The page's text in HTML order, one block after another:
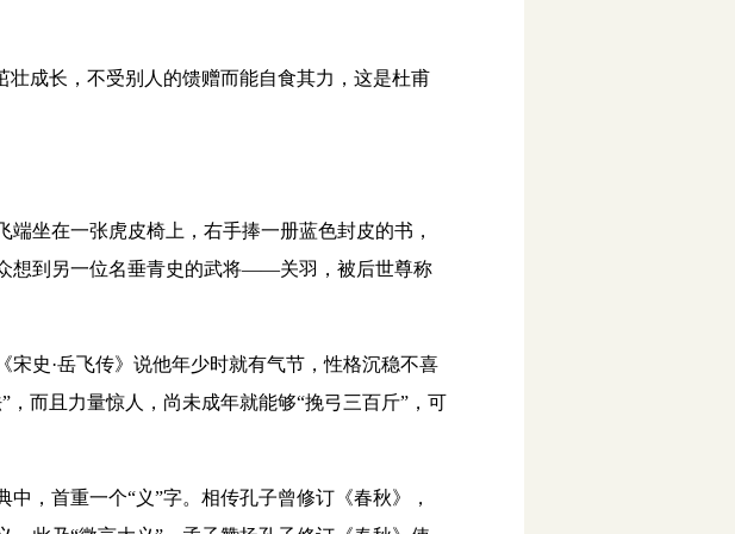
成长，不受别人的馈赠而能自食其力，这是杜甫
坐在一张虎皮椅上，右手捧一册蓝色封皮的书，
想到另一位名垂青史的武将——关羽，被后世尊称
史·岳飞传》说他年少时就有气节，性格沉稳不喜
而且力量惊人，尚未成年就能够“挽弓三百斤”，可
首重一个“义”字。相传孔子曾修订《春秋》，